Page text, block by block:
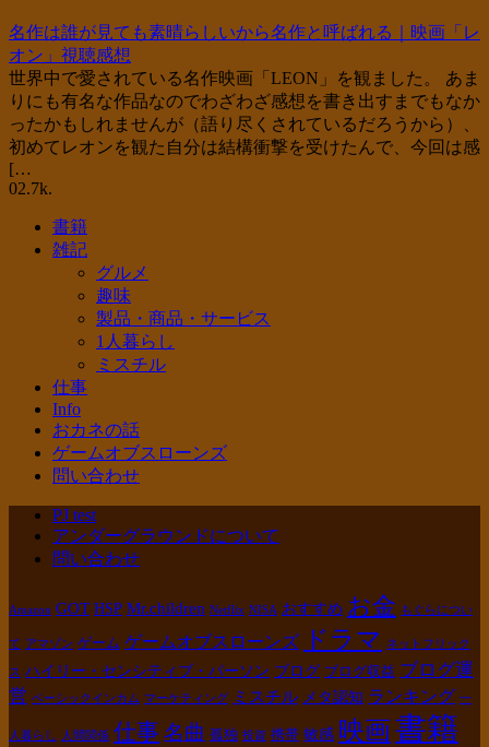
名作は誰が見ても素晴らしいから名作と呼ばれる｜映画「レ
オン」視聴感想
世界中で愛されている名作映画「LEON」を観ました。 あま
りにも有名な作品なのでわざわざ感想を書き出すまでもなか
ったかもしれませんが（語り尽くされているだろうから）、
初めてレオンを観た自分は結構衝撃を受けたんで、今回は感
[…
02.7k.
書籍
雑記
グルメ
趣味
製品・商品・サービス
1人暮らし
ミスチル
仕事
Info
おカネの話
ゲームオブスローンズ
問い合わせ
PJ test
アンダーグラウンドについて
問い合わせ
Amazon GOT HSP Mr.children Netflix NISA おすすめ お金 もぐらについ
て アマゾン ゲーム ゲームオブスローンズ ドラマ ネットフリック
ス ハイリー・センシティブ・パーソン ブログ ブログ収益 ブログ運
営 ベーシックインカム マーケティング ミスチル メタ認知 ランキング 一
人暮らし 人間関係 仕事 名曲 孤独 投資 携帯 敏感 映画書籍